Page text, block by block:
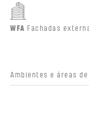
WFA Fachadas
Ambientes e áreas